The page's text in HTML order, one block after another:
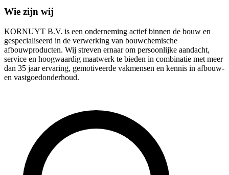
Wie zijn wij
KORNUYT B.V. is een onderneming actief binnen de bouw en
gespecialiseerd in de verwerking van bouwchemische
afbouwproducten. Wij streven ernaar om persoonlijke aandacht,
service en hoogwaardig maatwerk te bieden in combinatie met meer
dan 35 jaar ervaring, gemotiveerde vakmensen en kennis in afbouw-
en vastgoedonderhoud.